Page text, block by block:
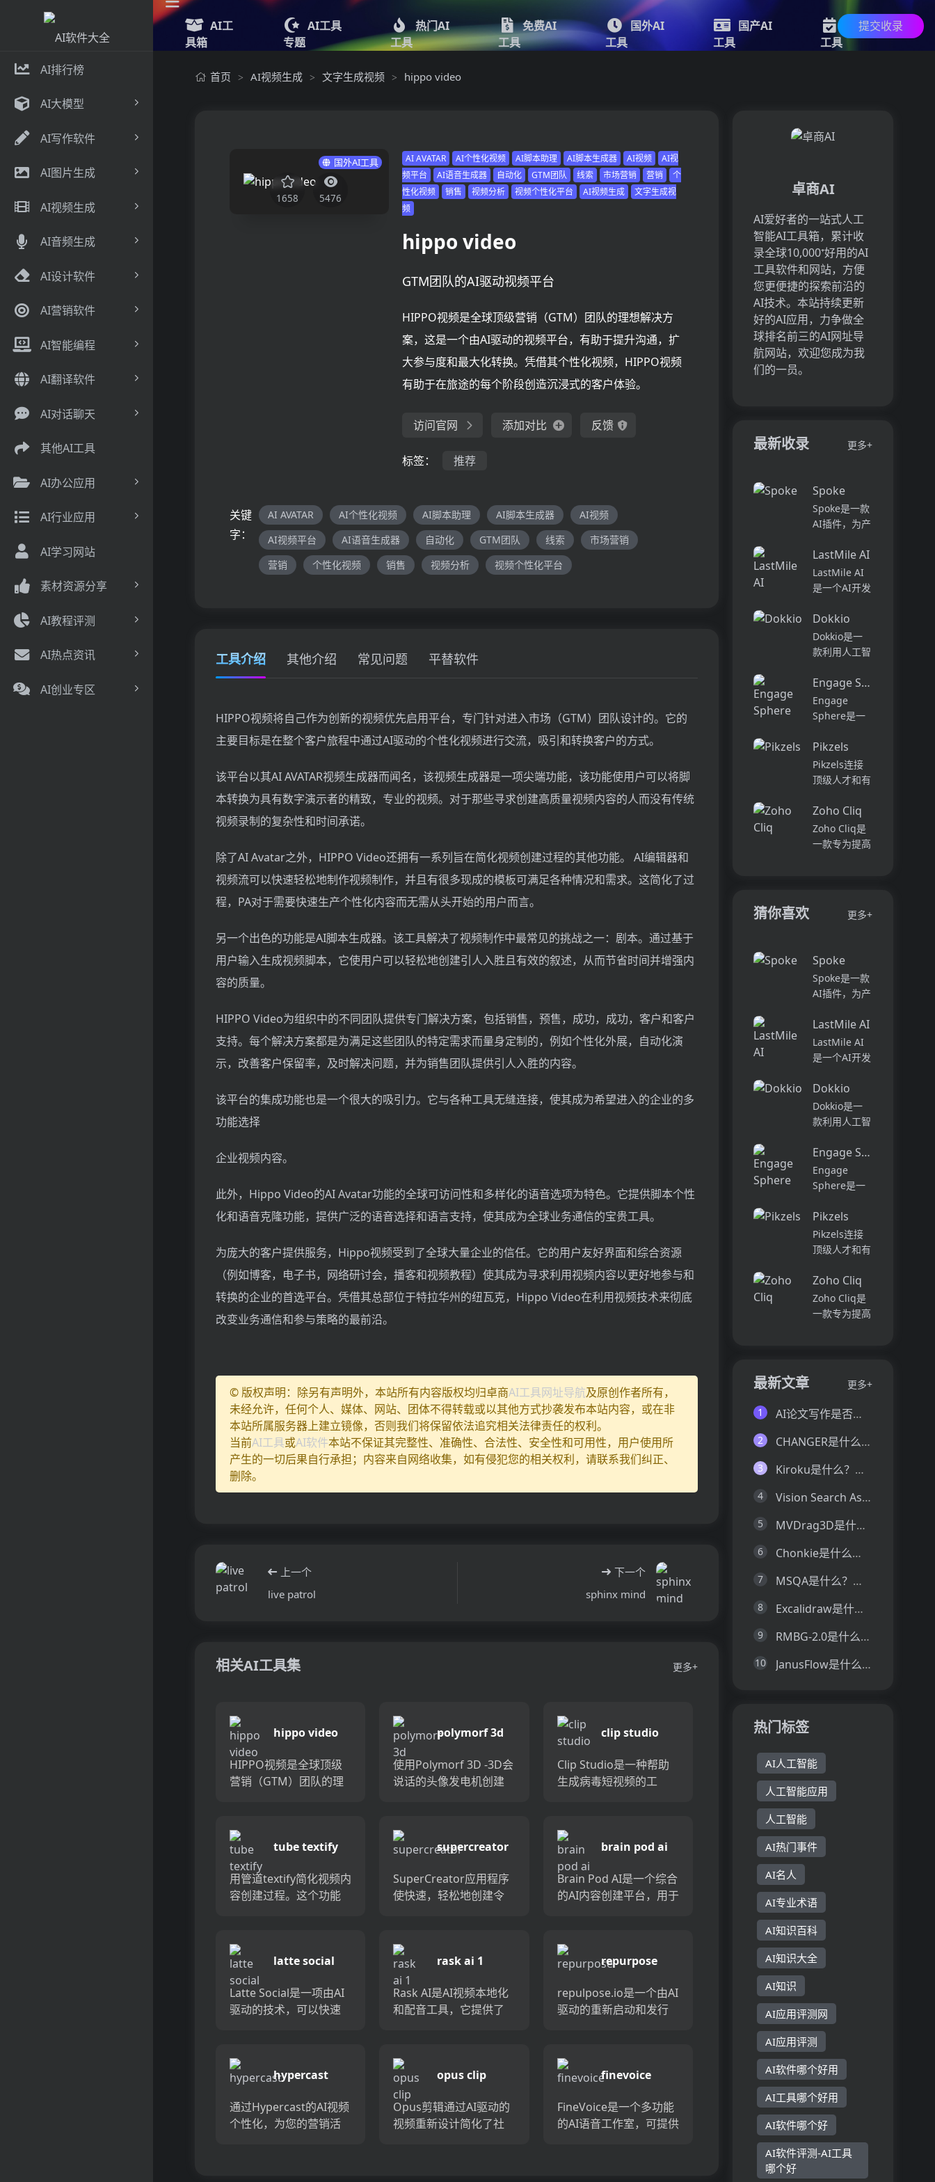
AI排行榜
AI大模型
AI写作软件
AI图片生成
AI视频生成
AI音频生成
AI设计软件
AI营销软件
AI智能编程
AI翻译软件
AI对话聊天
其他AI工具
AI办公应用
AI行业应用
AI学习网站
素材资源分享
AI教程评测
AI热点资讯
AI创业专区
AI工
具箱
AI工具
专题
热门AI
工具
免费AI
工具
国外AI
工具
国产AI
工具
新的AI
工具
提交收录
首页 > AI视频生成 > 文字生成视频 > hippo video
国外AI工具
1658 5476
AI AVATAR AI个性化视频 AI脚本助理 AI脚本生成器 AI视频
AI视
频平台
AI语音生成器 自动化 GTM团队 线索 市场营销 营销
个
性化视频
销售 视频分析 视频个性化平台 AI视频生成
文字生成视
频
hippo video
GTM团队的AI驱动视频平台
HIPPO视频是全球顶级营销（GTM）团队的理想解决方
案，这是一个由AI驱动的视频平台，有助于提升沟通，扩
大参与度和最大化转换。凭借其个性化视频，HIPPO视频
有助于在旅途的每个阶段创造沉浸式的客户体验。
访问官网 添加对比 反馈
标签： 推荐
关键
字：
AI AVATAR AI个性化视频 AI脚本助理 AI脚本生成器
AI视频
AI视频平台
AI语音生成器 自动化 GTM团队 线索
市场营销
营销
个性化视频 销售 视频分析 视频个性化平台
工具介绍 其他介绍 常见问题 平替软件
HIPPO视频将自己作为创新的视频优先启用平台，专门针对进入市场（GTM）团队设计的。它的
主要目标是在整个客户旅程中通过AI驱动的个性化视频进行交流，吸引和转换客户的方式。
该平台以其AI AVATAR视频生成器而闻名，该视频生成器是一项尖端功能，该功能使用户可以将脚
本转换为具有数字演示者的精致，专业的视频。对于那些寻求创建高质量视频内容的人而没有传统
视频录制的复杂性和时间承诺。
除了AI Avatar之外，HIPPO Video还拥有一系列旨在简化视频创建过程的其他功能。 AI编辑器和
视频流可以快速轻松地制作视频制作，并且有很多现成的模板可满足各种情况和需求。这简化了过
程，PA对于需要快速生产个性化内容而无需从头开始的用户而言。
另一个出色的功能是AI脚本生成器。该工具解决了视频制作中最常见的挑战之一：剧本。通过基于
用户输入生成视频脚本，它使用户可以轻松地创建引人入胜且有效的叙述，从而节省时间并增强内
容的质量。
HIPPO Video为组织中的不同团队提供专门解决方案，包括销售，预售，成功，成功，客户和客户
支持。每个解决方案都是为满足这些团队的特定需求而量身定制的，例如个性化外展，自动化演
示，改善客户保留率，及时解决问题，并为销售团队提供引人入胜的内容。
该平台的集成功能也是一个很大的吸引力。它与各种工具无缝连接，使其成为希望进入的企业的多
功能选择
企业视频内容。
此外，Hippo Video的AI Avatar功能的全球可访问性和多样化的语音选项为特色。它提供脚本个性
化和语音克隆功能，提供广泛的语音选择和语言支持，使其成为全球业务通信的宝贵工具。
为庞大的客户提供服务，Hippo视频受到了全球大量企业的信任。它的用户友好界面和综合资源
（例如博客，电子书，网络研讨会，播客和视频教程）使其成为寻求利用视频内容以更好地参与和
转换的企业的首选平台。凭借其总部位于特拉华州的纽瓦克，Hippo Video在利用视频技术来彻底
改变业务通信和参与策略的最前沿。
© 版权声明：除另有声明外，本站所有内容版权均归卓商AI工具网址导航及原创作者所有，
未经允许，任何个人、媒体、网站、团体不得转载或以其他方式抄袭发布本站内容，或在非
本站所属服务器上建立镜像，否则我们将保留依法追究相关法律责任的权利。
当前AI工具或AI软件本站不保证其完整性、准确性、合法性、安全性和可用性，用户使用所
产生的一切后果自行承担；内容来自网络收集，如有侵犯您的相关权利，请联系我们纠正、
删除。
上一个
live patrol
下一个
sphinx mind
相关AI工具集 更多+
hippo video
HIPPO视频是全球顶级
营销（GTM）团队的理
助于提升沟通，扩大参
与度和最大化转换。凭
借其个性化视频，HI...
polymorf 3d
使用Polymorf 3D -3D会
说话的头像发电机创建
松地使用自定义的化身
来叙述您的内容。节省
clip studio
Clip Studio是一种帮助
生成病毒短视频的工
Instagram。 Clip
Studio允许用户毫不费...
tube textify
用管道textify简化视频内
容创建过程。这个功能
准确的成绩单和时间
戳。节省时间和精力，
并确保您的内容可...
supercreator
SuperCreator应用程序
使快速，轻松地创建令
底改变了视频制作过
程，使您可以比以往任
何时候都快10倍。...
brain pod ai
Brain Pod AI是一个综合
的AI内容创建平台，用于
大的AI解决方案为设计
师，撰稿人，视频创建
latte social
Latte Social是一项由AI
驱动的技术，可以快速
使用复杂的算法，拿铁
列表识别最有趣的时
rask ai 1
Rask AI是AI视频本地化
和配音工具，它提供了
内容。利用最新的AI技
术，它可以用最少的精
力准确，快速地定位...
repurpose
repulpose.io是一个由AI
驱动的重新启动和发行
工作流程时节省时间。
我们的自动化平台会发
hypercast
通过Hypercast的AI视频
个性化，为您的营销活
opus clip
Opus剪辑通过AI驱动的
视频重新设计简化了社
finevoice
FineVoice是一个多功能
的AI语音工作室，可提供
卓商AI
AI爱好者的一站式人工
智能AI工具箱，累计收
录全球10,000⁺好用的AI
工具软件和网站，方便
您更便捷的探索前沿的
AI技术。本站持续更新
好的AI应用，力争做全
球排名前三的AI网址导
航网站，欢迎您成为我
们的一员。
最新收录 更多+
Spoke
Spoke是一款
AI插件，为产
大的、注重隐
私的AI功能，
能够在几秒钟
上下文信息。
它可以帮助全
球快速增长的
团队节省时
间，创造上
下...
LastMile AI
LastMile AI
是一个AI开发
程师而设计，
可以用于原型
开发和生成式
产。它提供了
一站式的多模
态AI模型访
问，包括语言
模型（...
Dokkio
Dokkio是一
款利用人工智
文件协作的工
具。它能帮助
用户管理多个
档和文件、整
理研究材料、
组织内容库，
并将所有文件
和内容集中在
Engage Sphere AI
Engage
Sphere是一
工参与度分析
平台。它可以
深入分析公司
队和岗位的参
与度,帮助管
理者明确团队
互动症结所
Pikzels
Pikzels连接
顶级人才和有
我们促进协
作，释放创意
卓越。加入我
量，释放你的
Zoho Cliq
Zoho Cliq是
一款专为提高
团队成员、对
方,实现无缝
连接。主要功
能包括:组
猜你喜欢 更多+
Spoke
Spoke是一款
AI插件，为产
大的、注重隐
私的AI功能，
能够在几秒钟
上下文信息。
它可以帮助全
球快速增长的
团队节省时
间，创造上
下...
LastMile AI
LastMile AI
是一个AI开发
程师而设计，
可以用于原型
开发和生成式
产。它提供了
一站式的多模
态AI模型访
问，包括语言
模型（...
Dokkio
Dokkio是一
款利用人工智
文件协作的工
具。它能帮助
用户管理多个
档和文件、整
理研究材料、
组织内容库，
并将所有文件
和内容集中在
Engage Sphere AI
Engage
Sphere是一
工参与度分析
平台。它可以
深入分析公司
队和岗位的参
与度,帮助管
理者明确团队
互动症结所
Pikzels
Pikzels连接
顶级人才和有
我们促进协
作，释放创意
卓越。加入我
量，释放你的
Pi...
Zoho Cliq
Zoho Cliq是
一款专为提高
团队成员、对
话和工作流集
中在一个地
方,实现无缝
连接。主要功
能包括:组
最新文章 更多+
1 AI论文写作是否靠谱？这6款论文AI写作神器真的可以让你效率翻倍
2 CHANGER是什么？一文让你看懂CHANGER的技术原理、主要功能、应用场景
3 Kiroku是什么？一文让你看懂Kiroku的技术原理、主要功能、应用场景
4 Vision Search Assistant是什么？一文让你看懂Vision Search Assistant的技术原理、主要功能、应用场景
5 MVDrag3D是什么？一文让你看懂MVDrag3D的技术原理、主要功能、应用场景
6 Chonkie是什么？一文让你看懂Chonkie的技术原理、主要功能、应用场景
7 MSQA是什么？一文让你看懂MSQA的技术原理、主要功能、应用场景
8 Excalidraw是什么？一文让你看懂Excalidraw的技术原理、主要功能、应用场景
9 RMBG-2.0是什么？一文让你看懂RMBG-2.0的技术原理、主要功能、应用场景
10 JanusFlow是什么？一文让你看懂JanusFlow的技术原理、主要功能、应用场景
热门标签
AI人工智能
人工智能应用
人工智能
AI热门事件
AI名人
AI专业术语
AI知识百科
AI知识大全
AI知识
AI应用评测网
AI应用评测
AI软件哪个好用
AI工具哪个好用
AI软件哪个好
AI软件评测-AI工具
哪个好